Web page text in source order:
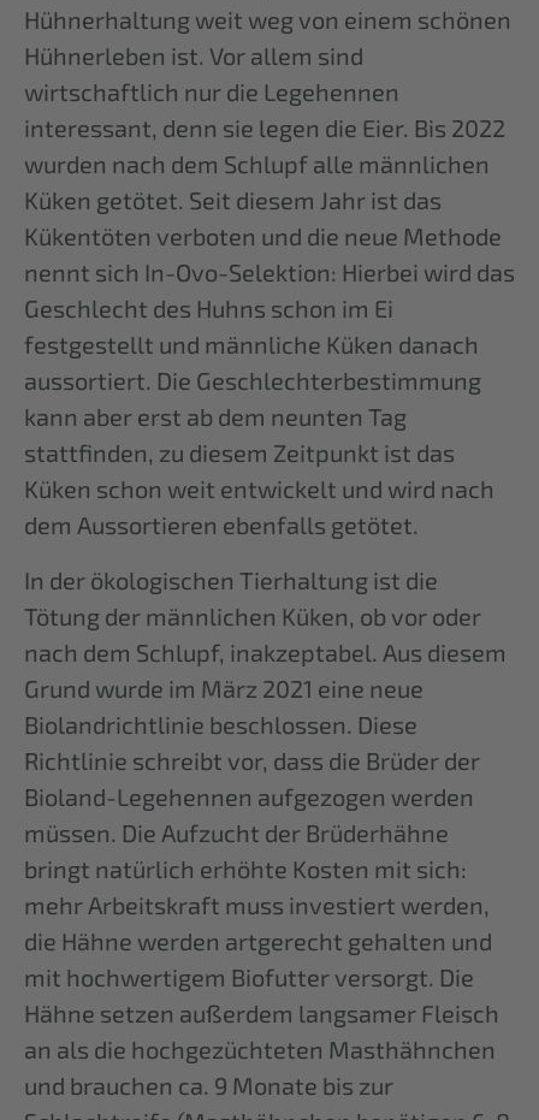
Hühnerhaltung weit weg von einem schönen
Hühnerleben ist. Vor allem sind
wirtschaftlich nur die Legehennen
interessant, denn sie legen die Eier. Bis 2022
wurden nach dem Schlupf alle männlichen
Küken getötet. Seit diesem Jahr ist das
Kükentöten verboten und die neue Methode
nennt sich In-Ovo-Selektion: Hierbei wird das
Geschlecht des Huhns schon im Ei
festgestellt und männliche Küken danach
aussortiert. Die Geschlechterbestimmung
kann aber erst ab dem neunten Tag
stattfinden, zu diesem Zeitpunkt ist das
Küken schon weit entwickelt und wird nach
dem Aussortieren ebenfalls getötet.
In der ökologischen Tierhaltung ist die
Tötung der männlichen Küken, ob vor oder
nach dem Schlupf, inakzeptabel. Aus diesem
Grund wurde im März 2021 eine neue
Biolandrichtlinie beschlossen. Diese
Richtlinie schreibt vor, dass die Brüder der
Bioland-Legehennen aufgezogen werden
müssen. Die Aufzucht der Brüderhähne
bringt natürlich erhöhte Kosten mit sich:
mehr Arbeitskraft muss investiert werden,
die Hähne werden artgerecht gehalten und
mit hochwertigem Biofutter versorgt. Die
Hähne setzen außerdem langsamer Fleisch
an als die hochgezüchteten Masthähnchen
und brauchen ca. 9 Monate bis zur